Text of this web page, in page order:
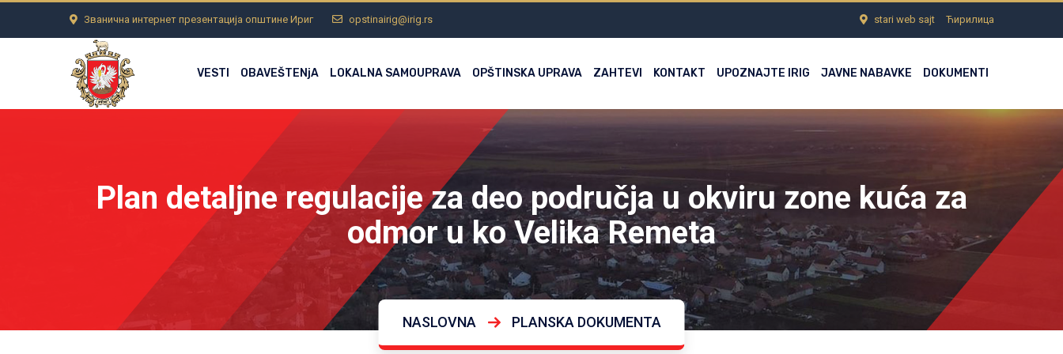
Званична интернет презентација општине Ириг opstinairig@irig.rs stari web sajt Ћирилица
VESTI OBAVEŠTENjA LOKALNA SAMOUPRAVA OPŠTINSKA UPRAVA ZAHTEVI KONTAKT UPOZNAJTE IRIG JAVNE NABAVKE DOKUMENTI
Plan detaljne regulacije za deo područja u okviru zone kuća za
odmor u ko Velika Remeta
NASLOVNA PLANSKA DOKUMENTA